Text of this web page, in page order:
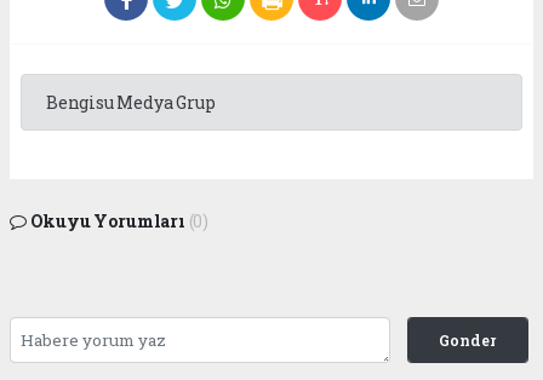
Bengisu Medya Grup
Okuyu Yorumları (0)
Gonder